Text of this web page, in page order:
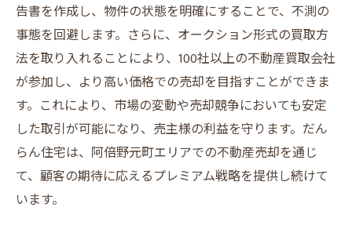
告書を作成し、物件の状態を明確にすることで、不測の
事態を回避します。さらに、オークション形式の買取方
法を取り入れることにより、100社以上の不動産買取会社
が参加し、より高い価格での売却を目指すことができま
す。これにより、市場の変動や売却競争においても安定
した取引が可能になり、売主様の利益を守ります。だん
らん住宅は、阿倍野元町エリアでの不動産売却を通じ
て、顧客の期待に応えるプレミアム戦略を提供し続けて
います。